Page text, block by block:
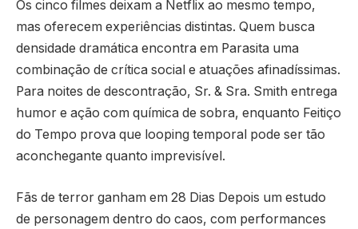
Os cinco filmes deixam a Netflix ao mesmo tempo,
mas oferecem experiências distintas. Quem busca
densidade dramática encontra em Parasita uma
combinação de crítica social e atuações afinadíssimas.
Para noites de descontração, Sr. & Sra. Smith entrega
humor e ação com química de sobra, enquanto Feitiço
do Tempo prova que looping temporal pode ser tão
aconchegante quanto imprevisível.
Fãs de terror ganham em 28 Dias Depois um estudo
de personagem dentro do caos, com performances